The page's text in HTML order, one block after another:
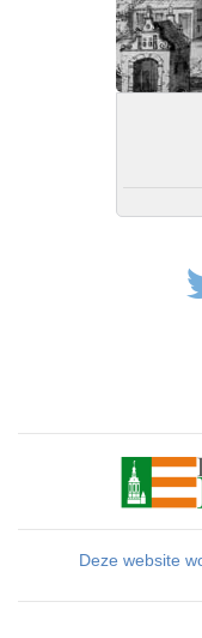
Deze website